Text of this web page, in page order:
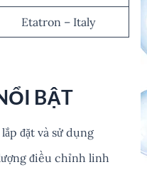
Etatron – Italy
BẬT
đặt và sử dụng
điều chỉnh linh